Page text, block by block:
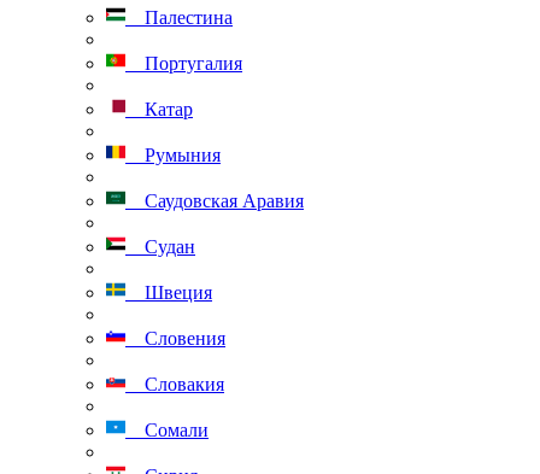
Палестина
Португалия
Катар
Румыния
Саудовская Аравия
Судан
Швеция
Словения
Словакия
Сомали